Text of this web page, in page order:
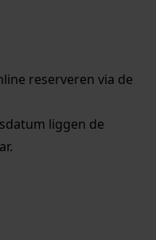
reserveren via de
liggen de